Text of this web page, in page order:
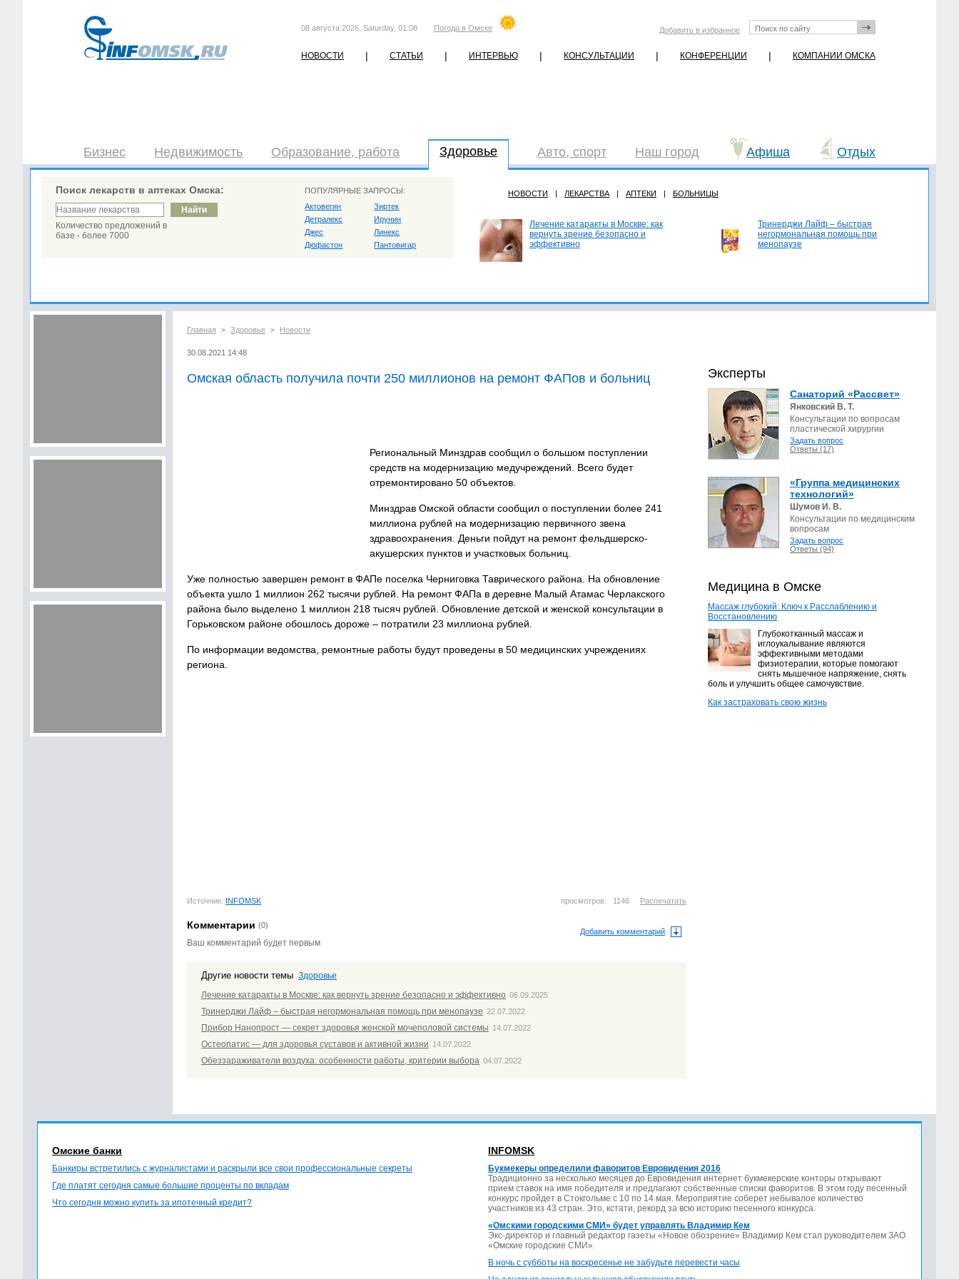
08 августа 2026, Saturday, 01:08 Погода в Омске Добавить в избранное
НОВОСТИ | СТАТЬИ | ИНТЕРВЬЮ | КОНСУЛЬТАЦИИ | КОНФЕРЕНЦИИ | КОМПАНИИ ОМСКА
Бизнес Недвижимость Образование, работа Здоровье Авто, спорт Наш город Афиша Отдых
Поиск лекарств в аптеках Омска:
Количество предложений в
базе - более 7000
ПОПУЛЯРНЫЕ ЗАПРОСЫ:
Актовегин
Детралекс
Джес
Дюфастон
Зиртек
Ирунин
Линекс
Пантовигар
НОВОСТИ | ЛЕКАРСТВА | АПТЕКИ | БОЛЬНИЦЫ
Лечение катаракты в Москве: как
вернуть зрение безопасно и
эффективно
Тринерджи Лайф – быстрая
негормональная помощь при
менопаузе
Главная > Здоровье > Новости
30.08.2021 14:48
Омская область получила почти 250 миллионов на ремонт ФАПов и больниц
Региональный Минздрав сообщил о большом поступлении
средств на модернизацию медучреждений. Всего будет
отремонтировано 50 объектов.
Минздрав Омской области сообщил о поступлении более 241
миллиона рублей на модернизацию первичного звена
здравоохранения. Деньги пойдут на ремонт фельдшерско-
акушерских пунктов и участковых больниц.
Уже полностью завершен ремонт в ФАПе поселка Черниговка Таврического района. На обновление
объекта ушло 1 миллион 262 тысячи рублей. На ремонт ФАПа в деревне Малый Атамас Черлакского
района было выделено 1 миллион 218 тысяч рублей. Обновление детской и женской консультации в
Горьковском районе обошлось дороже – потратили 23 миллиона рублей.
По информации ведомства, ремонтные работы будут проведены в 50 медицинских учреждениях
региона.
просмотров: 1146 Распечатать
Источник: INFOMSK
Добавить комментарий
Комментарии (0)
Ваш комментарий будет первым
Другие новости темы Здоровье
Лечение катаракты в Москве: как вернуть зрение безопасно и эффективно 06.09.2025
Тринерджи Лайф – быстрая негормональная помощь при менопаузе 22.07.2022
Прибор Нанопрост — секрет здоровья женской мочеполовой системы 14.07.2022
Остеопатис — для здоровья суставов и активной жизни 14.07.2022
Обеззараживатели воздуха: особенности работы, критерии выбора 04.07.2022
Эксперты
Санаторий «Рассвет»
Янковский В. Т.
Консультации по вопросам
пластической хирургии
Задать вопрос
Ответы (17)
«Группа медицинских
технологий»
Шумов И. В.
Консультации по медицинским
вопросам
Задать вопрос
Ответы (94)
Медицина в Омске
Массаж глубокий: Ключ к Расслаблению и
Восстановлению
Глубокотканный массаж и
иглоукалывание являются
эффективными методами
физиотерапии, которые помогают
снять мышечное напряжение, снять
боль и улучшить общее самочувствие.
Как застраховать свою жизнь
Омские банки
Банкиры встретились с журналистами и раскрыли все свои профессиональные секреты
Где платят сегодня самые большие проценты по вкладам
Что сегодня можно купить за ипотечный кредит?
INFOMSK
Букмекеры определили фаворитов Евровидения 2016
Традиционно за несколько месяцев до Евровидения интернет букмекерские конторы открывают
прием ставок на имя победителя и предлагают собственные списки фаворитов. В этом году песенный
конкурс пройдет в Стокгольме с 10 по 14 мая. Мероприятие соберет небывалое количество
участников из 43 стран. Это, кстати, рекорд за всю историю песенного конкурса.
«Омскими городскими СМИ» будет управлять Владимир Кем
Экс-директор и главный редактор газеты «Новое обозрение» Владимир Кем стал руководителем ЗАО
«Омские городские СМИ».
В ночь с субботы на воскресенье не забудьте перевести часы